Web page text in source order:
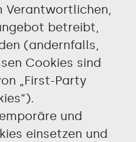
Verantwortlichen,
betreibt,
(andernfalls,
Cookies sind
„First-Party
und
einsetzen und